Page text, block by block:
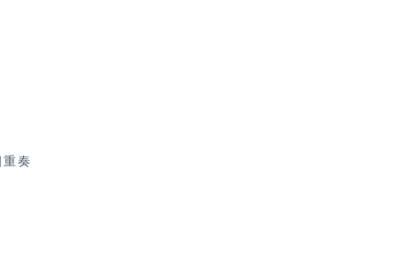
奏